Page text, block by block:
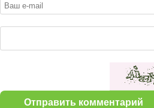
Отправить комментарий